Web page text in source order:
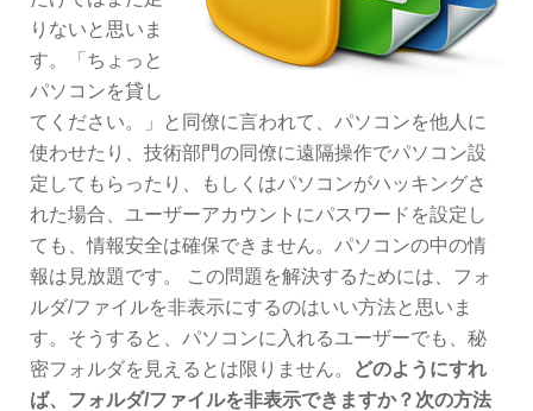
りないと思いま
す。「ちょっと
パソコンを貸し
てください。」と同僚に言われて、パソコンを他人に
使わせたり、技術部門の同僚に遠隔操作でパソコン設
定してもらったり、もしくはパソコンがハッキングさ
れた場合、ユーザーアカウントにパスワードを設定し
ても、情報安全は確保できません。パソコンの中の情
報は見放題です。 この問題を解決するためには、フォ
ルダ/ファイルを非表示にするのはいい方法と思いま
す。そうすると、パソコンに入れるユーザーでも、秘
密フォルダを見えるとは限りません。
どのようにすれ
ば、フォルダ/ファイルを非表示できますか？次の方法